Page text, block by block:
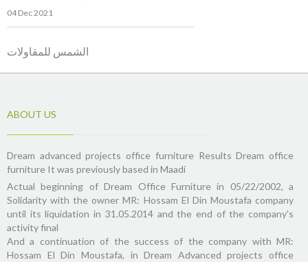
04 Dec 2021
الشمس للمقاولات
ABOUT US
Dream advanced projects office furniture Results Dream office
furniture It was previously based in Maadi
Actual beginning of Dream Office Furniture in 05/22/2002, a
Solidarity with the owner MR: Hossam El Din Moustafa company
until its liquidation in 31.05.2014 and the end of the company's
activity final
And a continuation of the success of the company with MR:
Hossam El Din Moustafa, in Dream Advanced projects office